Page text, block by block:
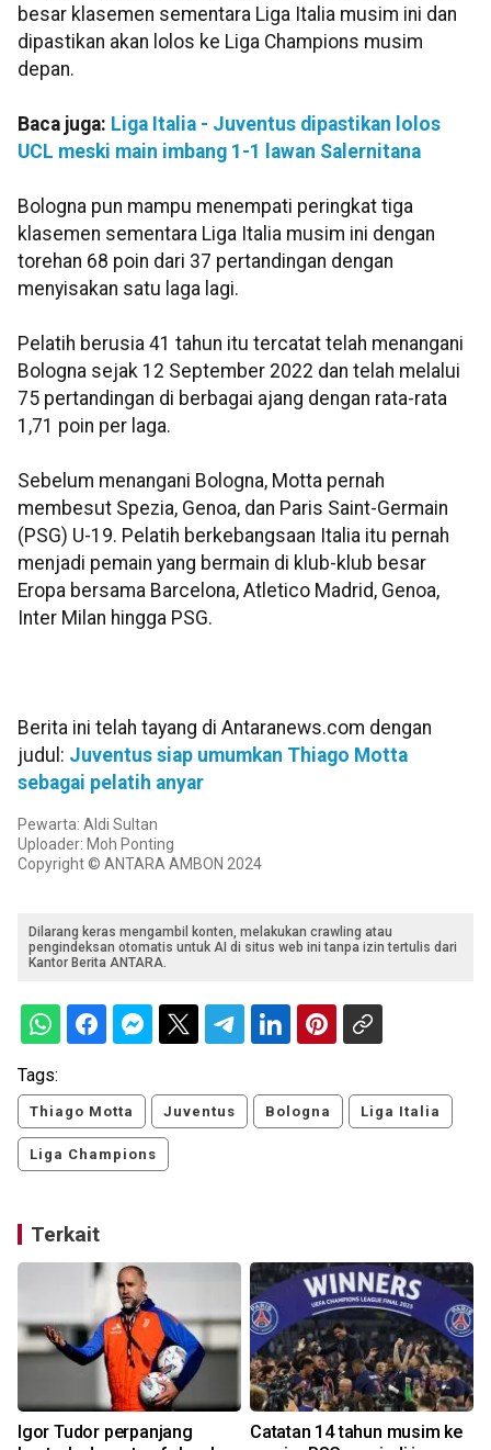
besar klasemen sementara Liga Italia musim ini dan
dipastikan akan lolos ke Liga Champions musim
depan.
Baca juga: Liga Italia - Juventus dipastikan lolos
UCL meski main imbang 1-1 lawan Salernitana
Bologna pun mampu menempati peringkat tiga
klasemen sementara Liga Italia musim ini dengan
torehan 68 poin dari 37 pertandingan dengan
menyisakan satu laga lagi.
Pelatih berusia 41 tahun itu tercatat telah menangani
Bologna sejak 12 September 2022 dan telah melalui
75 pertandingan di berbagai ajang dengan rata-rata
1,71 poin per laga.
Sebelum menangani Bologna, Motta pernah
membesut Spezia, Genoa, dan Paris Saint-Germain
(PSG) U-19. Pelatih berkebangsaan Italia itu pernah
menjadi pemain yang bermain di klub-klub besar
Eropa bersama Barcelona, Atletico Madrid, Genoa,
Inter Milan hingga PSG.
Berita ini telah tayang di Antaranews.com dengan
judul: Juventus siap umumkan Thiago Motta
sebagai pelatih anyar
Pewarta: Aldi Sultan
Uploader: Moh Ponting
Copyright © ANTARA AMBON 2024
Dilarang keras mengambil konten, melakukan crawling atau
pengindeksan otomatis untuk AI di situs web ini tanpa izin tertulis dari
Kantor Berita ANTARA.
Tags:
Thiago Motta Juventus Bologna Liga Italia
Liga Champions
Terkait
Igor Tudor perpanjang
Catatan 14 tahun musim ke